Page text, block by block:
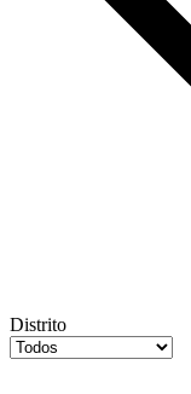
Distrito